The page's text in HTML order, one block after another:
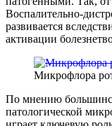
Воспалительно-
развивается
активации
Микрофлора
По мнению
патологической